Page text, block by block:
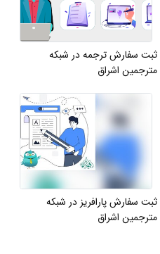
ثبت سفارش ترجمه در شبکه
مترجمین اشراق
ثبت سفارش پارافریز در شبکه
مترجمین اشراق